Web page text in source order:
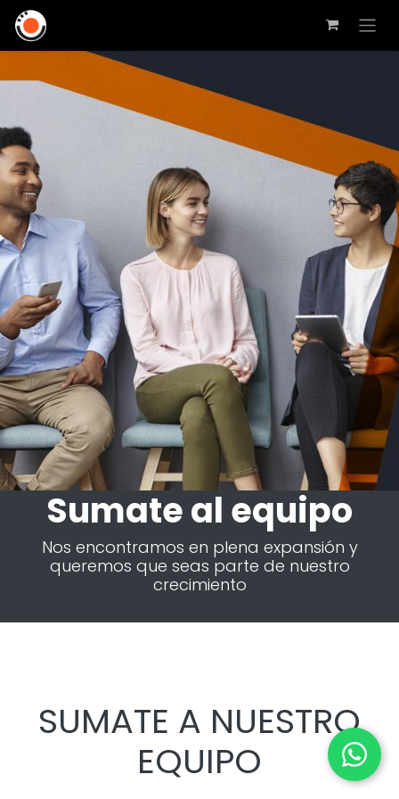
Sumate al equipo
Nos encontramos en plena expansión y
queremos que seas parte de nuestro
crecimiento
SUMATE A NUESTRO
EQUIPO